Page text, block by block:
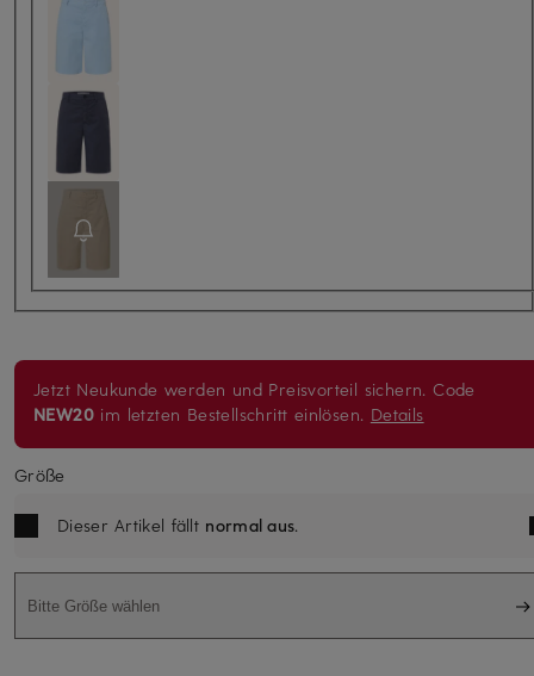
Jetzt Neukunde werden und Preisvorteil sichern. Code
NEW20 im letzten Bestellschritt einlösen. Details
Größe
Dieser Artikel fällt normal aus.
Bitte Größe wählen